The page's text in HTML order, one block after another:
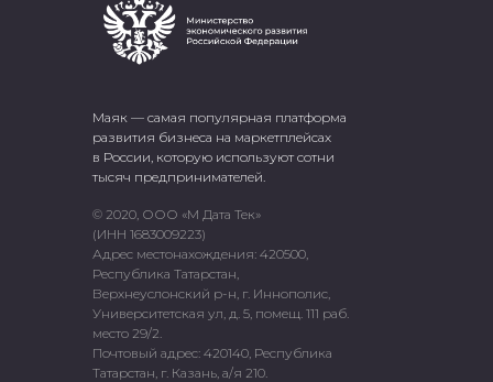
Маяк — самая популярная платформа
развития бизнеса на маркетплейсах
в России, которую используют сотни
тысяч предпринимателей.
© 2020, ООО «М Дата Тек»
(ИНН 1683009223)
Адрес местонахождения: 420500,
Республика Татарстан,
Верхнеуслонский р-н, г. Иннополис,
Университетская ул, д. 5, помещ. 111 раб.
место 29/2.
Почтовый адрес: 420140, Республика
Татарстан, г. Казань, а/я 210.